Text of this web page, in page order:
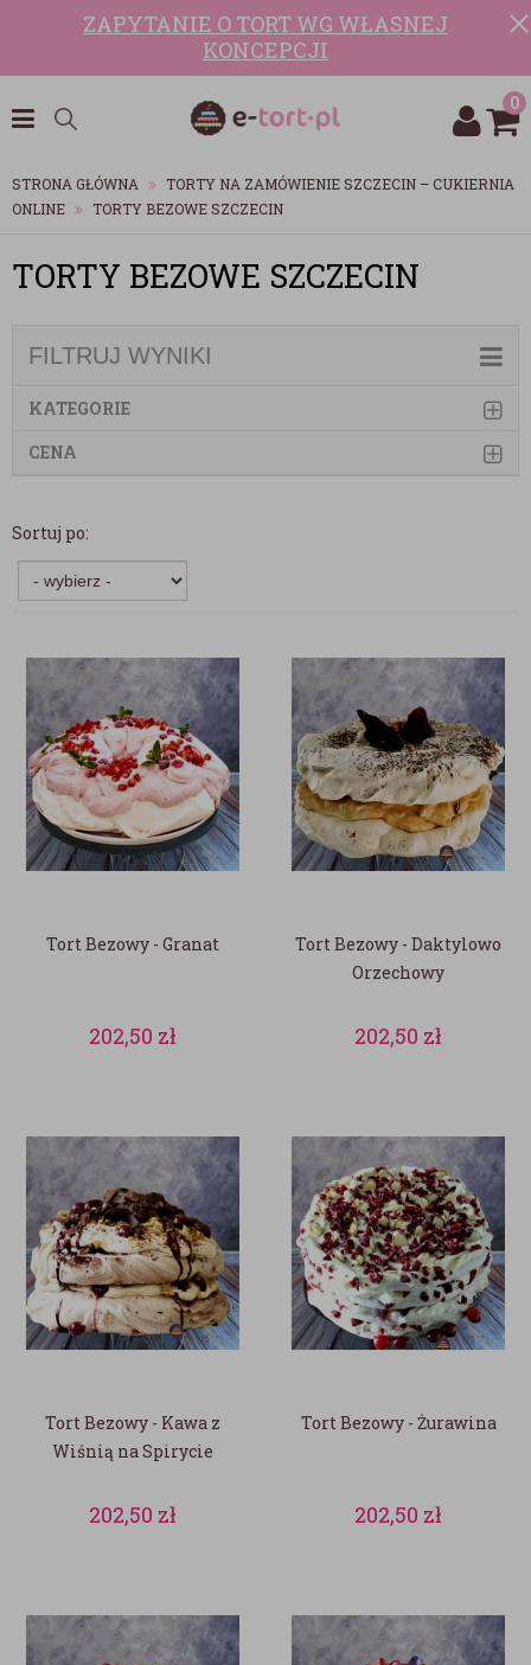
ZAPYTANIE O TORT WG WŁASNEJ
KONCEPCJI
0
STRONA GŁÓWNA
TORTY NA ZAMÓWIENIE SZCZECIN – CUKIERNIA
ONLINE
TORTY BEZOWE SZCZECIN
TORTY BEZOWE SZCZECIN
FILTRUJ WYNIKI
KATEGORIE
CENA
Sortuj po:
Tort Bezowy - Granat
202,50 zł
Tort Bezowy - Daktylowo
Orzechowy
202,50 zł
Tort Bezowy - Kawa z
Wiśnią na Spirycie
202,50 zł
Tort Bezowy - Żurawina
202,50 zł